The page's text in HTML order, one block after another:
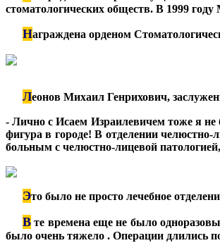
стоматологических обществ. В 1999
Награждена орденом
Леонов Михаил Генрихович,
- Лично с Исаем Израилевичем тоже я не
фигура в городе! В отделении
больным с челюстно-лицевой
Это было не просто лечебное
В те времена еще не было
было очень тяжело . Операции длились